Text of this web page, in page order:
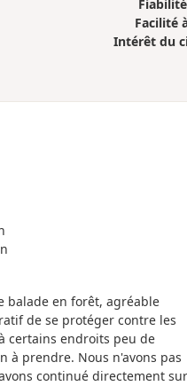
Facilité
Intérêt du
balade en forêt, agréable
de se protéger contre les
certains endroits peu de
à prendre. Nous n'avons pas
continué directement